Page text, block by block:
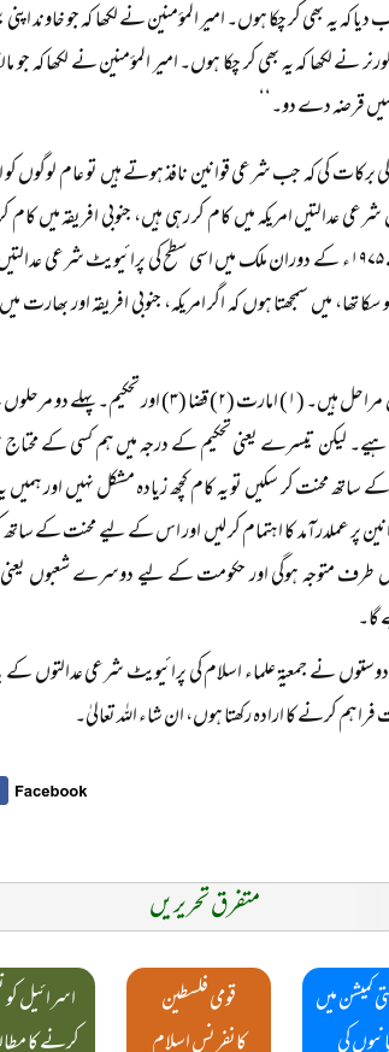
کہ یہ بھی کر چکا ہوں۔ امیر المؤمنین نے لکھا کہ جو خاوند
نے لکھا کہ یہ بھی کر چکا ہوں۔ امیر المؤمنین نے لکھا کہ جو
قرضہ دے دو۔‘‘
برکات کی کہ جب شرعی قوانین نافذ ہوتے ہیں تو عام لوگوں
عدالتیں امریکہ میں کام کر رہی ہیں، جنوبی افریقہ میں
ہیں۔ جبکہ پاکستان میں جمعیۃ علماء اسلام نے ۱۹۷۵ء کے دوران ملک میں اسی سطح کی
میں سمجھتا ہوں کہ اگر امریکہ، جنوبی افریقہ اور بھارت
میرے خیال میں نفاذ شریعت کے تین مراحل ہیں۔ (۱)
لیکن تیسرے یعنی تحکیم کے درجہ میں ہم کسی کے محتاج
محنت کر سکیں تو یہ کام کچھ زیادہ مشکل نہیں اور
پر عملدرآمد کا اہتمام کر لیں اور اس کے لیے محنت کے
طرف متوجہ ہوگی اور حکومت کے لیے دوسرے شعبوں یعنی
گا۔
نے جمعیۃ علماء اسلام کی پرائیویٹ شرعی عدالتوں کے
کرنے کا ارادہ رکھتا ہوں، ان شاء اللہ تعالیٰ۔
متفرق تحریریں
کمیشن میں
قومی فلسطین
اسرائیل کو